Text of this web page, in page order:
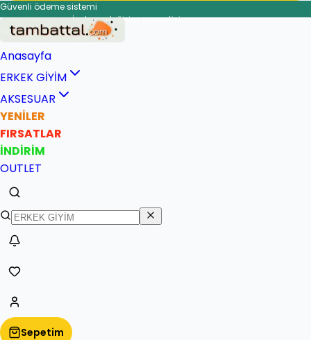
Güvenli ödeme sistemi
İade ve değişim garantisi
Anasayfa
ERKEK GİYİM
AKSESUAR
YENİLER
FIRSATLAR
İNDİRİM
OUTLET
Sepetim